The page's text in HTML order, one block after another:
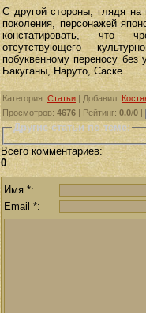
С другой стороны, глядя на
поколения, персонажей
констатировать, что
отсутствующего
побуквенному переносу без
Бакуганы, Наруто, Саске…
Категория: Статьи Добавил:
Просмотров: 4676 Рейтинг: 0.0/0
Другие статьи по теме:
Всего комментариев:
0
Имя *:
Email *: